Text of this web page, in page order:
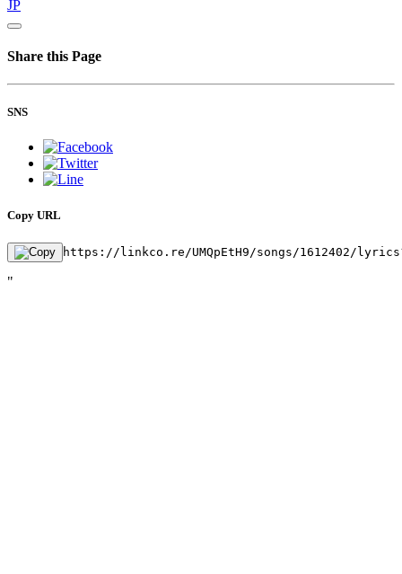
JP
Share this Page
SNS
Copy URL
https://linkco.re/UMQpEtH9/songs/1612402/
"